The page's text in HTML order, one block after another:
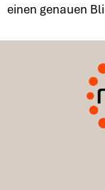
einen genauen